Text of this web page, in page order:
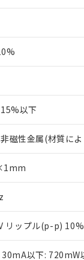
以下
磁性金属(材質に
リップル(p-p)
30mA以下: 720mW